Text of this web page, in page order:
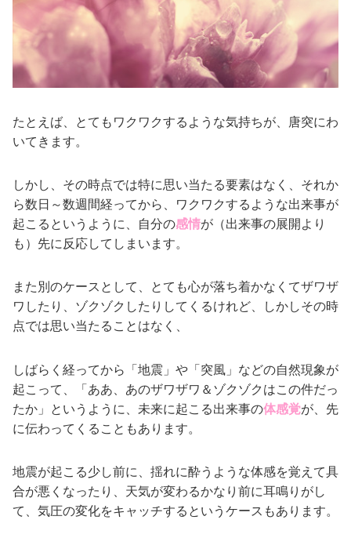
たとえば、とてもワクワクするような気持ちが、唐突にわ
いてきます。
しかし、その時点では特に思い当たる要素はなく、それか
ら数日～数週間経ってから、ワクワクするような出来事が
起こるというように、自分の感情が（出来事の展開より
も）先に反応してしまいます。
また別のケースとして、とても心が落ち着かなくてザワザ
ワしたり、ゾクゾクしたりしてくるけれど、しかしその時
点では思い当たることはなく、
しばらく経ってから「地震」や「突風」などの自然現象が
起こって、「ああ、あのザワザワ＆ゾクゾクはこの件だっ
たか」というように、未来に起こる出来事の体感覚が、先
に伝わってくることもあります。
地震が起こる少し前に、揺れに酔うような体感を覚えて具
合が悪くなったり、天気が変わるかなり前に耳鳴りがし
て、気圧の変化をキャッチするというケースもあります。